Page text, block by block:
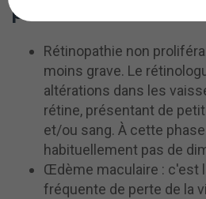
peut évoluer de
Rétinopathie non
moins grave. Le
altérations dans les
rétine, présentant de
et/ou sang. À cette
habituellement pas de
Œdème maculaire : c'est
fréquente de perte de la